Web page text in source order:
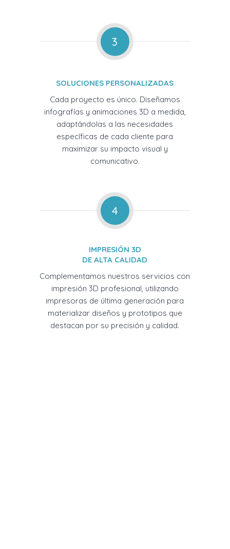
3
SOLUCIONES PERSONALIZADAS
Cada proyecto es único. Diseñamos
infografías y animaciones 3D a medida,
adaptándolas a las necesidades
específicas de cada cliente para
maximizar su impacto visual y
comunicativo.
4
IMPRESIÓN 3D
DE ALTA CALIDAD
Complementamos nuestros servicios con
impresión 3D profesional, utilizando
impresoras de última generación para
materializar diseños y prototipos que
destacan por su precisión y calidad.